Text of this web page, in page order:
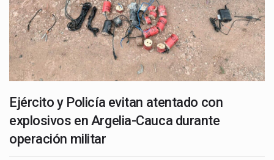
Ejército y Policía evitan atentado con
explosivos en Argelia-Cauca durante
operación militar